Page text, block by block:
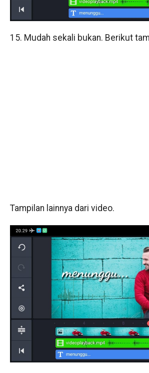
15. Mudah sekali bukan. Berikut
Tampilan lainnya dari video.